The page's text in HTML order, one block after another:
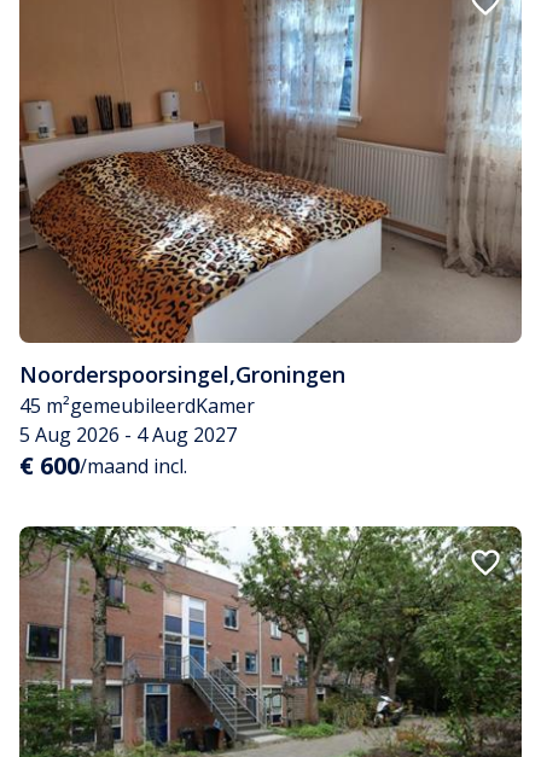
Noorderspoorsingel,Groningen
45 m²gemeubileerdKamer
5 Aug 2026 - 4 Aug 2027
€ 600/maand incl.